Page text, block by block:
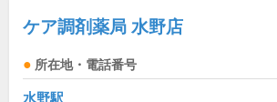
ケア調剤薬局 水野店
所在地・電話番号
水野駅